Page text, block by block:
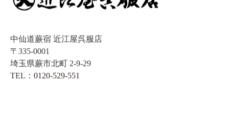
中仙道蕨宿 近江屋呉服店
〒335-0001
埼玉県蕨市北町 2-9-29
TEL： 0120-529-551